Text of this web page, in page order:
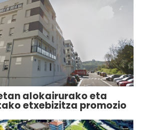
alokairurako eta
etxebizitza promozio